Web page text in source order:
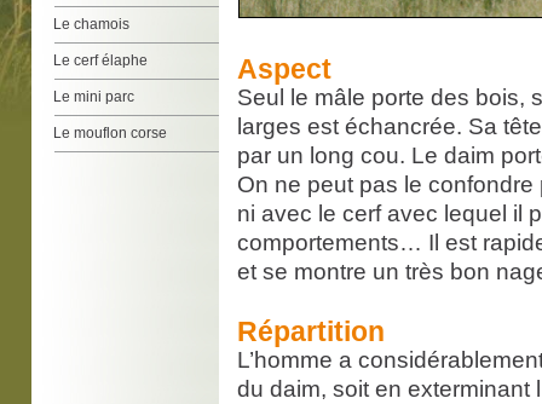
Le chamois
Le cerf élaphe
Le mini parc
Le mouflon corse
Aspect
Seul le mâle porte des bois,
larges est échancrée. Sa
par un long cou. Le daim
On ne peut pas le
ni avec le cerf avec lequel il
comportements… Il est
et se montre un très bon
Répartition
L’homme a
du daim, soit en exterminant